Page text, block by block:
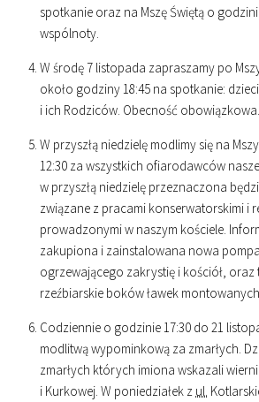
spotkanie oraz na Mszę Świętą o
wspólnoty.
W środę 7 listopada zapraszamy po
około godziny18:45 na spotkanie:
i ich Rodziców. Obecność obowiązkowa.
W przyszłą niedzielę modlimy się na
12:30 za wszystkich ofiarodawców
w przyszłą niedzielę przeznaczona
związane z pracami konserwatorskimi i
prowadzonymi w naszym kościele.
zakupiona i zainstalowana nowa
ogrzewającego zakrystię i kościół, oraz
rzeźbiarskie boków ławek
Codziennie o godzinie17:30 do 21
modlitwą wypominkową za zmarłych.
zmarłych których imiona wskazali
i Kurkowej. W poniedziałek z ul.